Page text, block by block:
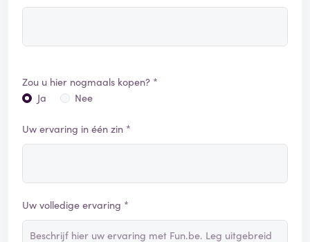
Zou u hier nogmaals kopen? *
Ja
Nee
Uw ervaring in één zin *
Uw volledige ervaring *